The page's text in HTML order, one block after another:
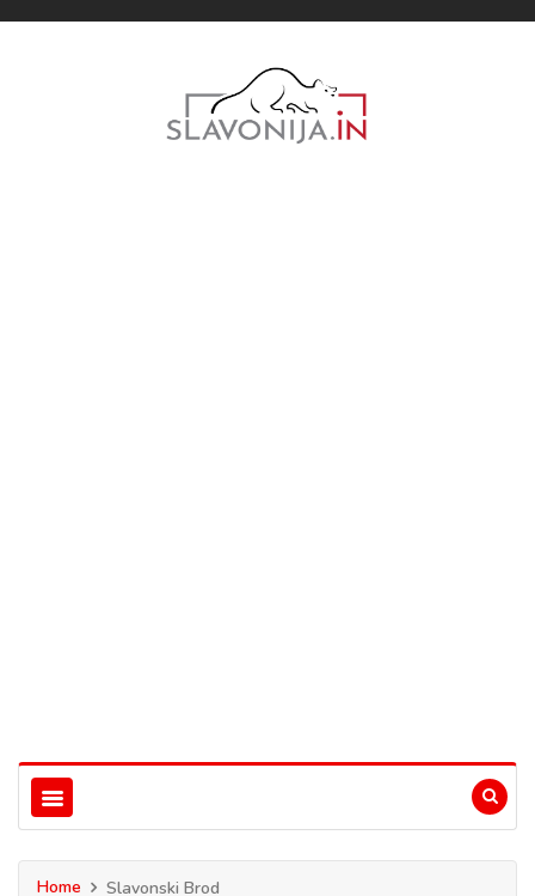
Home Slavonski Brod